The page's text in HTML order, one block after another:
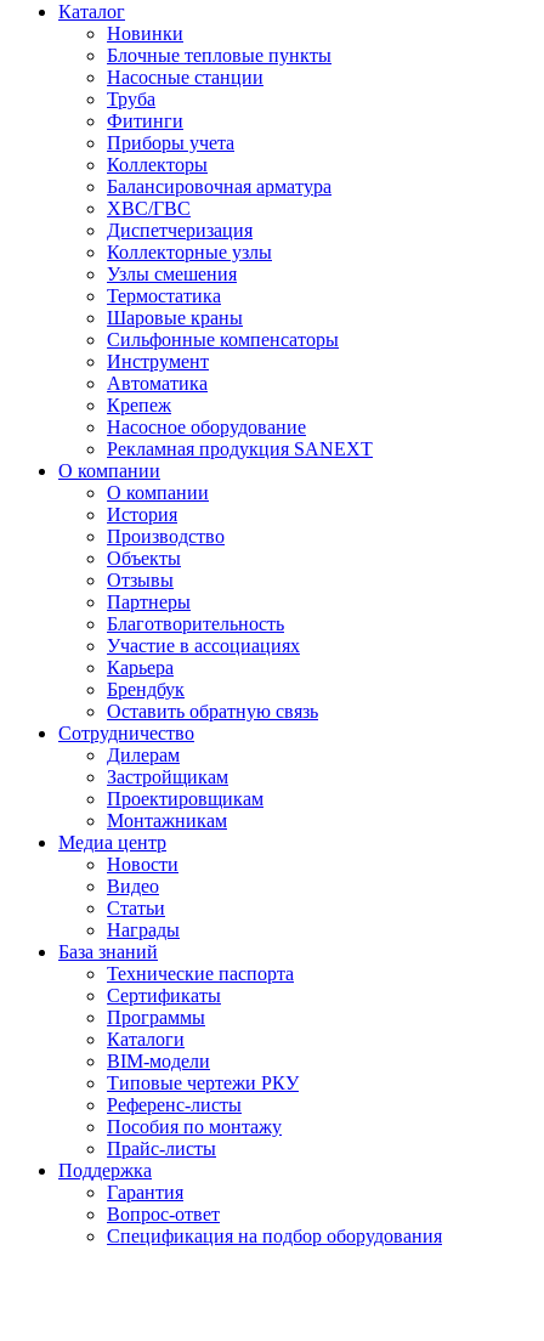
Каталог
Новинки
Блочные тепловые пункты
Насосные станции
Труба
Фитинги
Приборы учета
Коллекторы
Балансировочная арматура
ХВС/ГВС
Диспетчеризация
Коллекторные узлы
Узлы смешения
Термостатика
Шаровые краны
Сильфонные компенсаторы
Инструмент
Автоматика
Крепеж
Насосное оборудование
Рекламная продукция SANEXT
О компании
О компании
История
Производство
Объекты
Отзывы
Партнеры
Благотворительность
Участие в ассоциациях
Карьера
Брендбук
Оставить обратную связь
Сотрудничество
Дилерам
Застройщикам
Проектировщикам
Монтажникам
Медиа центр
Новости
Видео
Статьи
Награды
База знаний
Технические паспорта
Сертификаты
Программы
Каталоги
BIM-модели
Типовые чертежи РКУ
Референс-листы
Пособия по монтажу
Прайс-листы
Поддержка
Гарантия
Вопрос-ответ
Спецификация на подбор оборудования